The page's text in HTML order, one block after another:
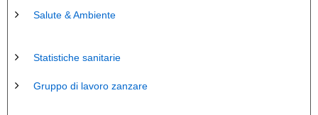
Salute & Ambiente
Statistiche sanitarie
Gruppo di lavoro zanzare